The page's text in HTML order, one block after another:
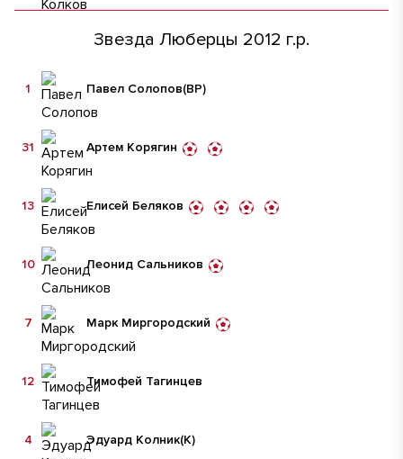
Звезда Люберцы 2012 г.р.
Павел Солопов(ВР)
1
Артем Корягин
31
Елисей Беляков
13
Леонид Сальников
10
Марк Миргородский
7
Тимофей Тагинцев
12
Эдуард Колник(К)
4